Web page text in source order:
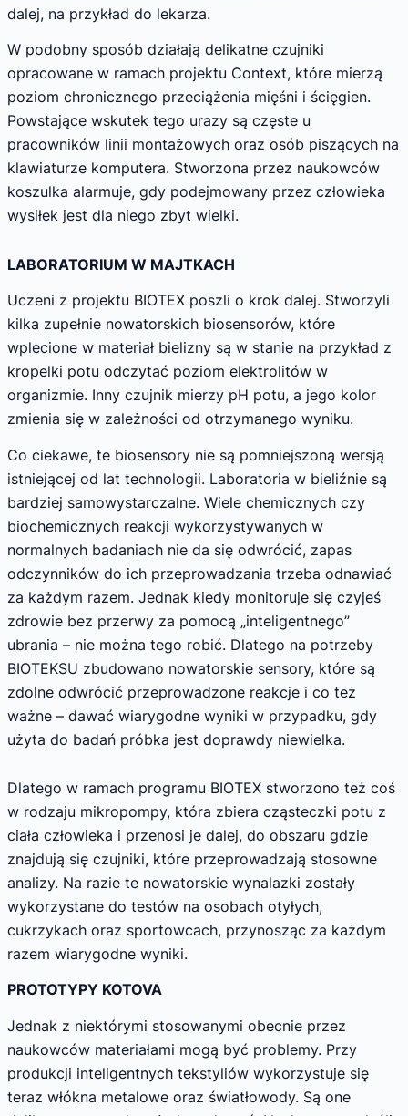
dalej, na przykład do lekarza.
W podobny sposób działają delikatne czujniki
opracowane w ramach projektu Context, które mierzą
poziom chronicznego przeciążenia mięśni i ścięgien.
Powstające wskutek tego urazy są częste u
pracowników linii montażowych oraz osób piszących na
klawiaturze komputera. Stworzona przez naukowców
koszulka alarmuje, gdy podejmowany przez człowieka
wysiłek jest dla niego zbyt wielki.
LABORATORIUM W MAJTKACH
Uczeni z projektu BIOTEX poszli o krok dalej. Stworzyli
kilka zupełnie nowatorskich biosensorów, które
wplecione w materiał bielizny są w stanie na przykład z
kropelki potu odczytać poziom elektrolitów w
organizmie. Inny czujnik mierzy pH potu, a jego kolor
zmienia się w zależności od otrzymanego wyniku.
Co ciekawe, te biosensory nie są pomniejszoną wersją
istniejącej od lat technologii. Laboratoria w bieliźnie są
bardziej samowystarczalne. Wiele chemicznych czy
biochemicznych reakcji wykorzystywanych w
normalnych badaniach nie da się odwrócić, zapas
odczynników do ich przeprowadzania trzeba odnawiać
za każdym razem. Jednak kiedy monitoruje się czyjeś
zdrowie bez przerwy za pomocą „inteligentnego”
ubrania – nie można tego robić. Dlatego na potrzeby
BIOTEKSU zbudowano nowatorskie sensory, które są
zdolne odwrócić przeprowadzone reakcje i co też
ważne – dawać wiarygodne wyniki w przypadku, gdy
użyta do badań próbka jest doprawdy niewielka.
Dlatego w ramach programu BIOTEX stworzono też coś
w rodzaju mikropompy, która zbiera cząsteczki potu z
ciała człowieka i przenosi je dalej, do obszaru gdzie
znajdują się czujniki, które przeprowadzają stosowne
analizy. Na razie te nowatorskie wynalazki zostały
wykorzystane do testów na osobach otyłych,
cukrzykach oraz sportowcach, przynosząc za każdym
razem wiarygodne wyniki.
PROTOTYPY KOTOVA
Jednak z niektórymi stosowanymi obecnie przez
naukowców materiałami mogą być problemy. Przy
produkcji inteligentnych tekstyliów wykorzystuje się
teraz włókna metalowe oraz światłowody. Są one